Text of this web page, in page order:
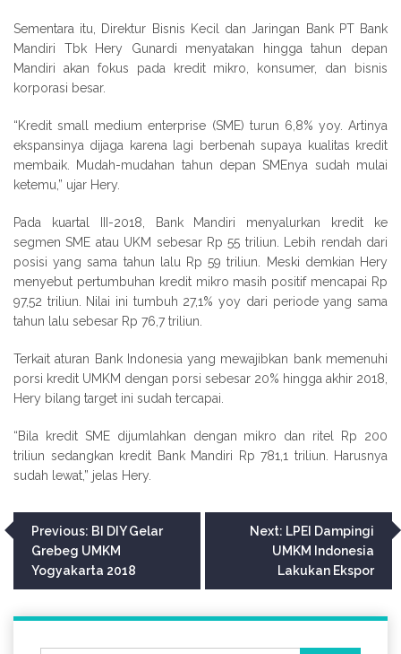
Sementara itu, Direktur Bisnis Kecil dan Jaringan Bank PT Bank
Mandiri Tbk Hery Gunardi menyatakan hingga tahun depan
Mandiri akan fokus pada kredit mikro, konsumer, dan bisnis
korporasi besar.
“Kredit small medium enterprise (SME) turun 6,8% yoy. Artinya
ekspansinya dijaga karena lagi berbenah supaya kualitas kredit
membaik. Mudah-mudahan tahun depan SMEnya sudah mulai
ketemu,” ujar Hery.
Pada kuartal III-2018, Bank Mandiri menyalurkan kredit ke
segmen SME atau UKM sebesar Rp 55 triliun. Lebih rendah dari
posisi yang sama tahun lalu Rp 59 triliun. Meski demkian Hery
menyebut pertumbuhan kredit mikro masih positif mencapai Rp
97,52 triliun. Nilai ini tumbuh 27,1% yoy dari periode yang sama
tahun lalu sebesar Rp 76,7 triliun.
Terkait aturan Bank Indonesia yang mewajibkan bank memenuhi
porsi kredit UMKM dengan porsi sebesar 20% hingga akhir 2018,
Hery bilang target ini sudah tercapai.
“Bila kredit SME dijumlahkan dengan mikro dan ritel Rp 200
triliun sedangkan kredit Bank Mandiri Rp 781,1 triliun. Harusnya
sudah lewat,” jelas Hery.
Navigasi
pos
Previous: BI DIY Gelar
Grebeg UMKM
Yogyakarta 2018
Next: LPEI Dampingi
UMKM Indonesia
Lakukan Ekspor